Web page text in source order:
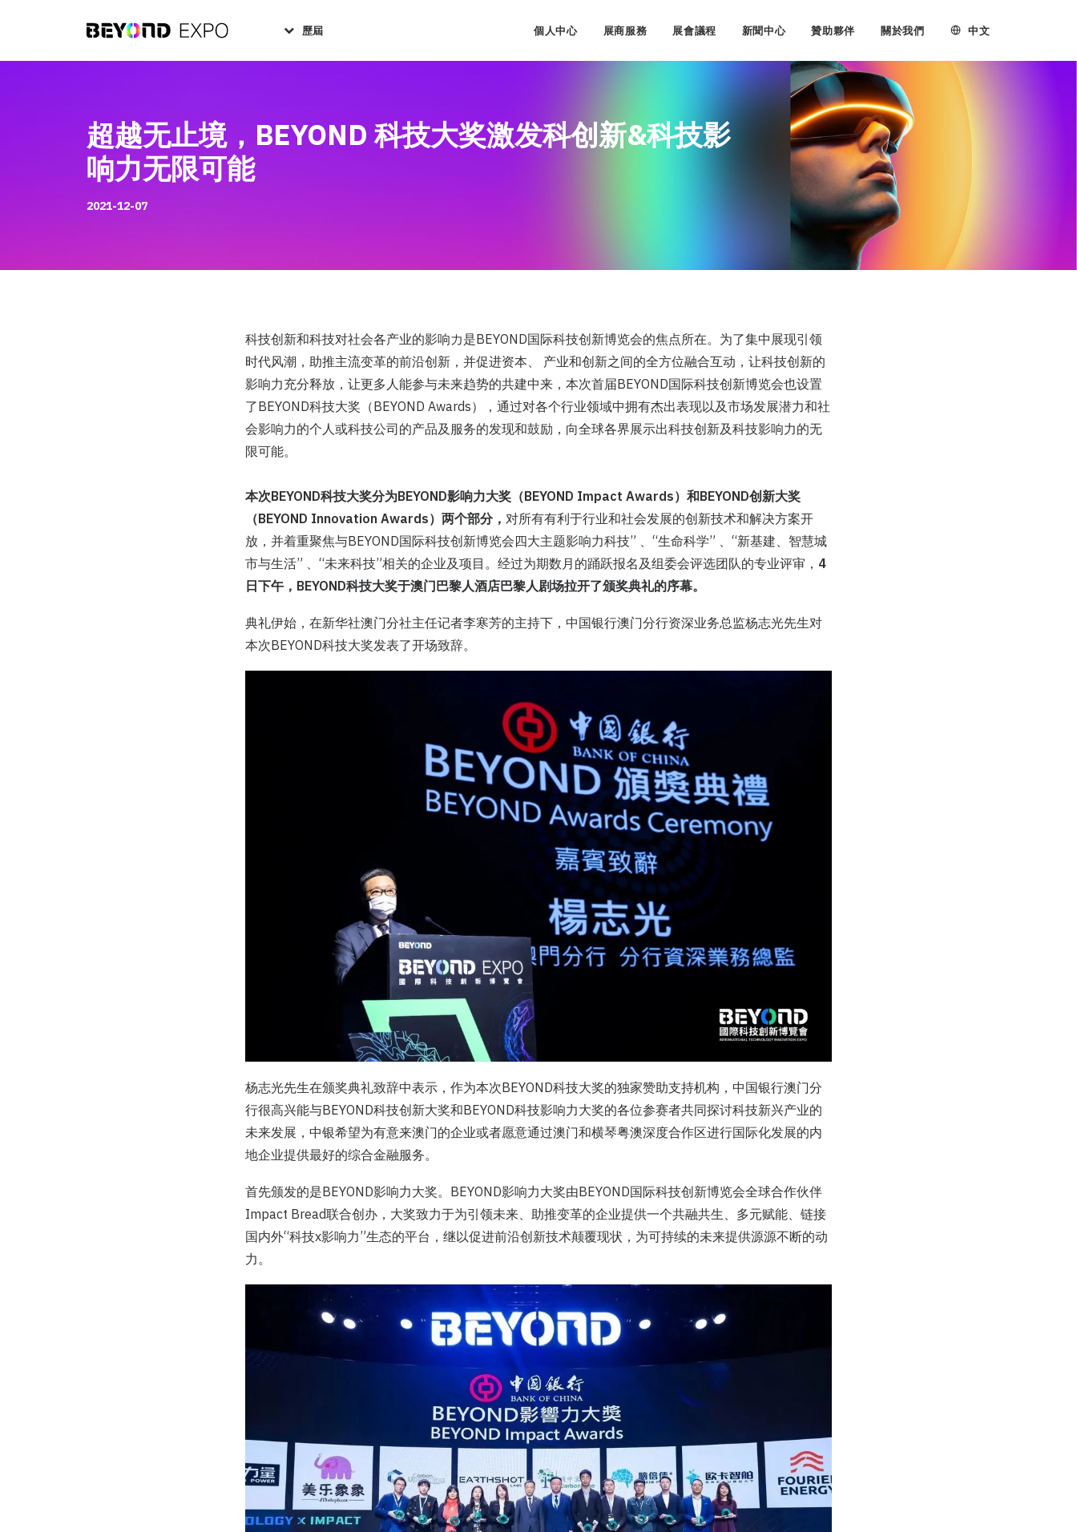
歷屆 個人中心 展商服務 展會議程 新聞中心 贊助夥伴 關於我們 中文
超越无止境，BEYOND 科技大奖激发科创新&科技影
响力无限可能
2021-12-07
科技创新和科技对社会各产业的影响力是BEYOND国际科技创新博览会的焦点所在。为了集中展现引领
时代风潮，助推主流变革的前沿创新，并促进资本、 产业和创新之间的全方位融合互动，让科技创新的
影响力充分释放，让更多人能参与未来趋势的共建中来，本次首届BEYOND国际科技创新博览会也设置
了BEYOND科技大奖（BEYOND Awards），通过对各个行业领域中拥有杰出表现以及市场发展潜力和社
会影响力的个人或科技公司的产品及服务的发现和鼓励，向全球各界展示出科技创新及科技影响力的无
限可能。
本次BEYOND科技大奖分为BEYOND影响力大奖（BEYOND Impact Awards）和BEYOND创新大奖
（BEYOND Innovation Awards）两个部分， 对所有有利于行业和社会发展的创新技术和解决方案开
放，并着重聚焦与BEYOND国际科技创新博览会四大主题影响力科技” 、“生命科学” 、“新基建、智慧城
市与生活” 、“未来科技”相关的企业及项目。经过为期数月的踊跃报名及组委会评选团队的专业评审， 4
日下午，BEYOND科技大奖于澳门巴黎人酒店巴黎人剧场拉开了颁奖典礼的序幕。
典礼伊始，在新华社澳门分社主任记者李寒芳的主持下，中国银行澳门分行资深业务总监杨志光先生对
本次BEYOND科技大奖发表了开场致辞。
杨志光先生在颁奖典礼致辞中表示，作为本次BEYOND科技大奖的独家赞助支持机构，中国银行澳门分
行很高兴能与BEYOND科技创新大奖和BEYOND科技影响力大奖的各位参赛者共同探讨科技新兴产业的
未来发展，中银希望为有意来澳门的企业或者愿意通过澳门和横琴粤澳深度合作区进行国际化发展的内
地企业提供最好的综合金融服务。
首先颁发的是BEYOND影响力大奖。BEYOND影响力大奖由BEYOND国际科技创新博览会全球合作伙伴
Impact Bread联合创办，大奖致力于为引领未来、助推变革的企业提供一个共融共生、多元赋能、链接
国内外“科技x影响力”生态的平台，继以促进前沿创新技术颠覆现状，为可持续的未来提供源源不断的动
力。